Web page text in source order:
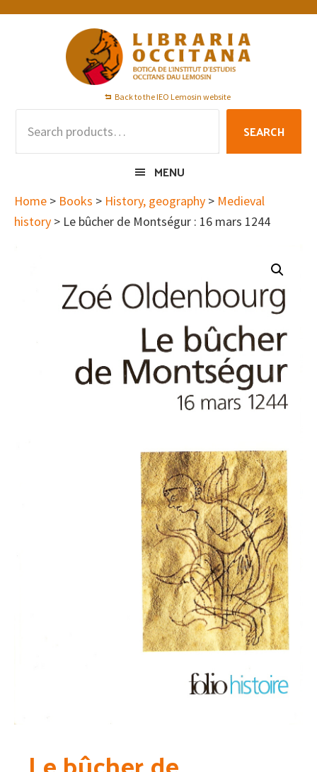
Skip
Skip
Skip
Back to the IEO Lemosin website
SEARCH
MENU
Home > Books > History, geography > Medieval
history > Le bûcher de Montségur : 16 mars 1244